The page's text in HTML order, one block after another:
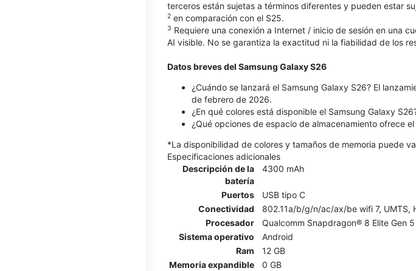
terceros están sujetas a términos diferentes y pueden estar
2 en comparación con el S25.
3 Requiere una conexión a Internet / inicio de sesión en una
AI visible. No se garantiza la exactitud ni la fiabilidad de los
Datos breves del Samsung Galaxy S26
¿Cuándo se lanzará el Samsung Galaxy S26? El
de febrero de 2026.
¿En qué colores está disponible el Samsung Galaxy
¿Qué opciones de espacio de almacenamiento ofrece
*La disponibilidad de colores y tamaños de memoria puede
Especificaciones adicionales
Descripción de la
batería
4300 mAh
Puertos
USB tipo C
Conectividad
802.11a/b/g/n/ac/ax/be wifi 7, UMTS,
Procesador
Qualcomm Snapdragon® 8 Elite Gen 5
Sistema operativo
Android
Ram
12 GB
Memoria expandible
0 GB